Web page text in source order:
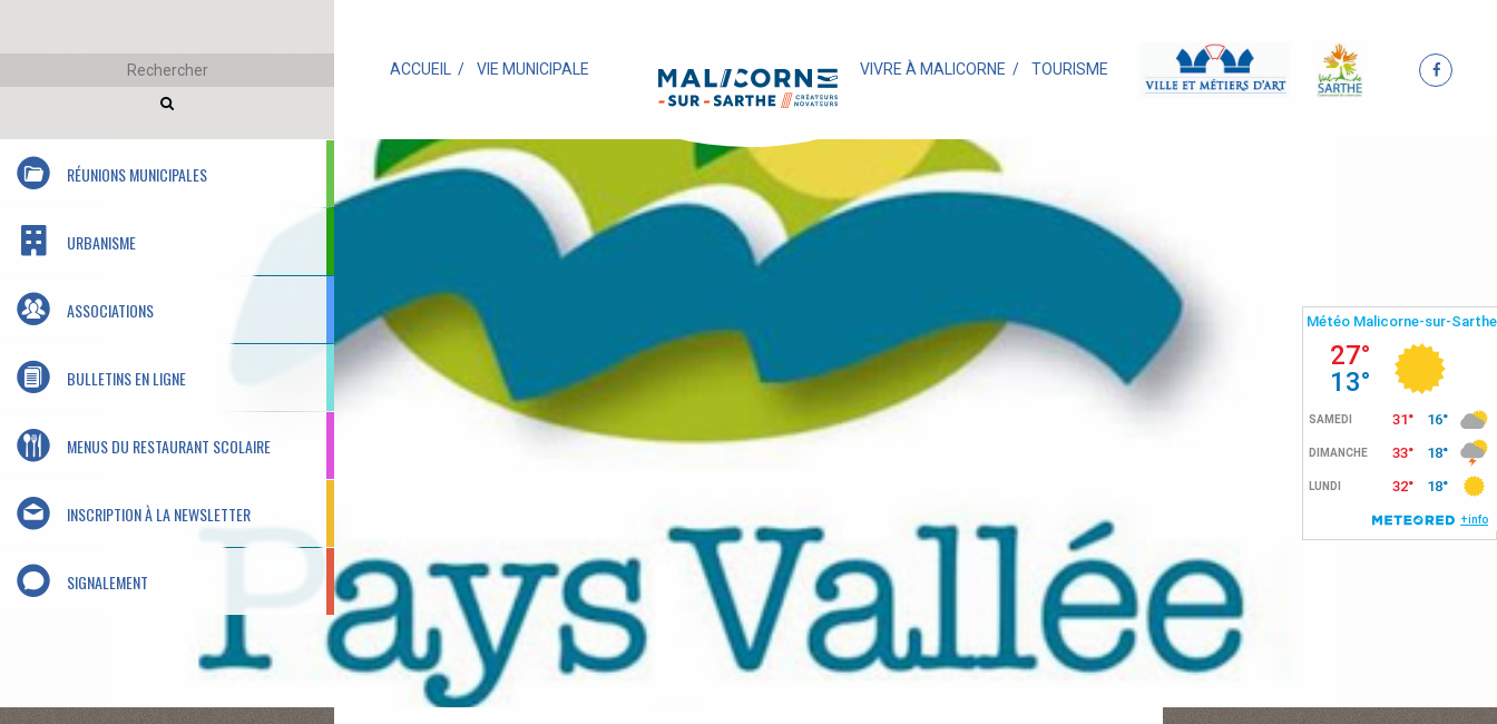
ACCUEIL VIE MUNICIPALE VIVRE À MALICORNE TOURISME
RÉUNIONS MUNICIPALES
URBANISME
ASSOCIATIONS
BULLETINS EN LIGNE
MENUS DU RESTAURANT SCOLAIRE
INSCRIPTION À LA NEWSLETTER
SIGNALEMENT